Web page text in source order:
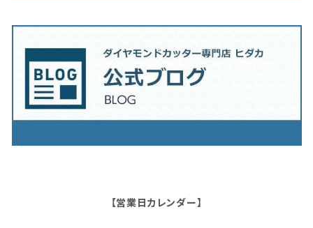
【営業日カレンダー】